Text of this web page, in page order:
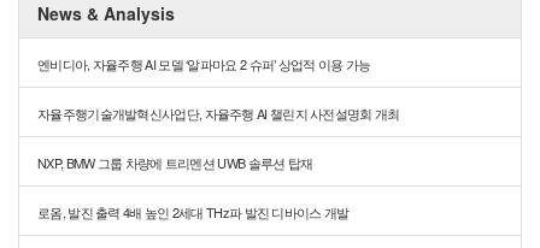
News & Analysis
엔비디아, 자율주행 AI 모델 ‘알파마요 2 슈퍼’ 상업적 이용 가능
자율주행기술개발혁신사업단, 자율주행 AI 챌린지 사전설명회 개최
NXP, BMW 그룹 차량에 트리멘션 UWB 솔루션 탑재
로옴, 발진 출력 4배 높인 2세대 THz파 발진 디바이스 개발